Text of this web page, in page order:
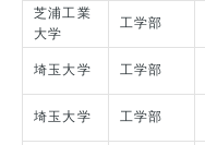
芝浦工業
大学
工学部
埼玉大学 工学部
埼玉大学 工学部